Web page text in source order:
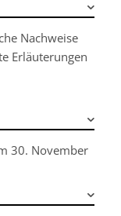
Nachweise
Erläuterungen
30. November